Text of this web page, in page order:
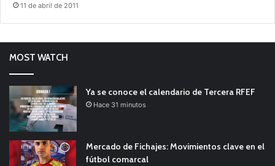
11 de abril de 2011
MOST WATCH
Ya se conoce el calendario de Tercera RFEF
Hace 31 minutos
Mercado de Fichajes: Movimientos clave en el
fútbol comarcal